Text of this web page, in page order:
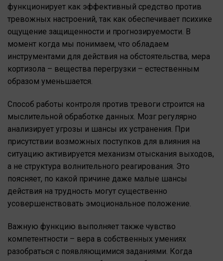
функционирует как эффективный средство против
тревожных настроений, так как обеспечивает психике
ощущение защищенности и прогнозируемости. В
момент когда мы понимаем, что обладаем
инструментами для действия на обстоятельства, мера
кортизола – вещества перегрузки – естественным
образом уменьшается.
Способ работы контроля против тревоги строится на
мыслительной обработке данных. Мозг регулярно
анализирует угрозы и шансы их устранения. При
присутствии возможных поступков для влияния на
ситуацию активируется механизм отыскания выходов,
а не структура волнительного реагирования. Это
поясняет, по какой причине даже малые шансы
действия на трудность могут существенно
усовершенствовать эмоциональное положение.
Важную функцию выполняет также чувство
компетентности – вера в собственных умениях
разобраться с появляющимися заданиями. Когда